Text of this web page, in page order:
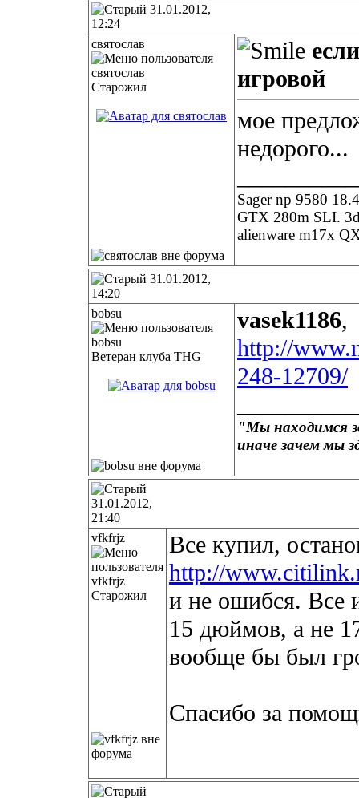
31.01.2012,
12:24
святослав
Старожил
игровой
мое
недорого...
Sager np 9580
GTX 280m SLI.
alienware m17x
31.01.2012,
14:20
bobsu
Ветеран клуба THG
vasek1186,
http://
248-12709/
"Мы находимся
иначе зачем мы
31.01.2012,
21:40
vfkfrjz
Старожил
Все купил,
http://
и не ошибся. Все
15 дюймов, а не
вообще бы был
Спасибо за